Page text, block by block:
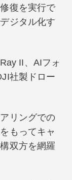
復を実行で
ジタル化す
II、AIフォ
社製ドロー
リングでの
もってキャ
双方を網羅